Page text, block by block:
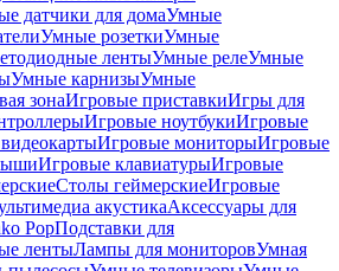
датчики для домаУмные
Умные розеткиУмные
лентыУмные релеУмные
Умные карнизыУмные
зонаИгровые приставкиИгры для
Игровые ноутбукиИгровые
Игровые мониторыИгровые
Игровые клавиатурыИгровые
Столы геймерскиеИгровые
акустикаАксессуары для
PopПодставки для
лентыЛампы для мониторовУмная